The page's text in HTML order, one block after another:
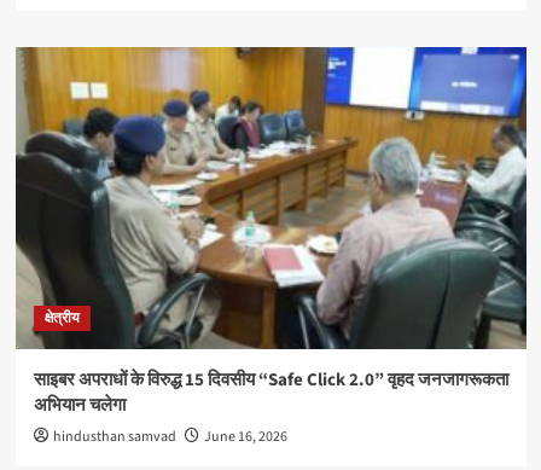
क्षेत्रीय
साइबर अपराधों के विरुद्ध 15 दिवसीय “Safe Click 2.0” वृहद जनजागरूकता
अभियान चलेगा
hindusthan samvad June 16, 2026